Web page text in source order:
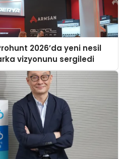
2026’da yeni nesil
vizyonunu sergiledi